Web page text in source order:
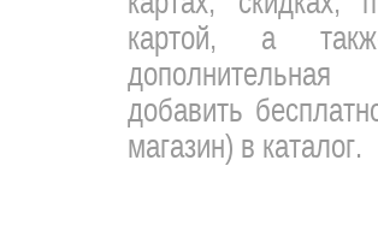
картой, а
добавить
магазин) в каталог.